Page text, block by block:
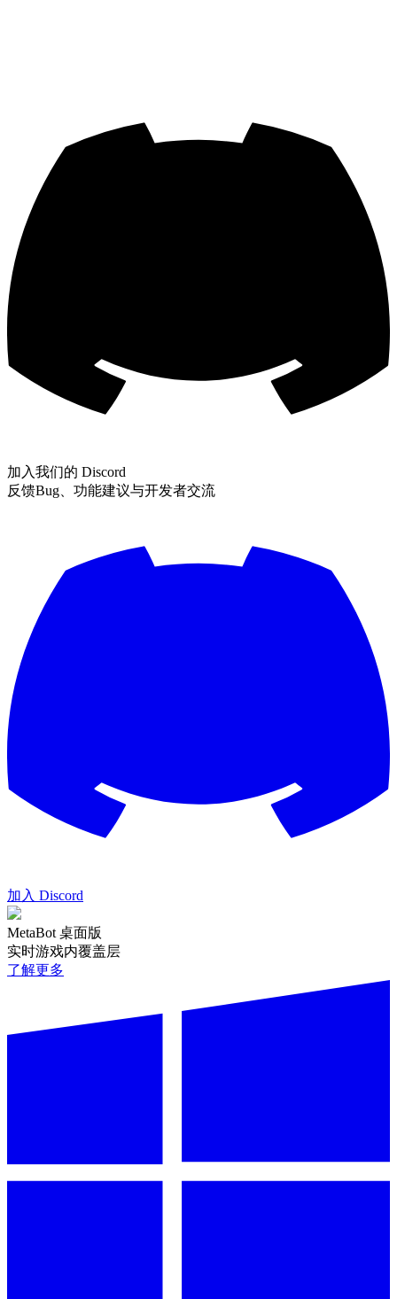
加入我们的 Discord
反馈Bug、功能建议与开发者交流
加入 Discord
MetaBot 桌面版
实时游戏内覆盖层
了解更多